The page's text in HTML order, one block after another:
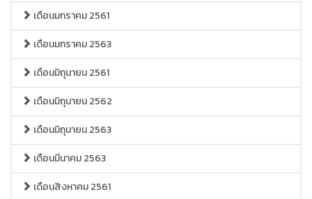
เดือนมกราคม 2561
เดือนมกราคม 2563
เดือนมิถุนายน 2561
เดือนมิถุนายน 2562
เดือนมิถุนายน 2563
เดือนมีนาคม 2563
เดือนสิงหาคม 2561